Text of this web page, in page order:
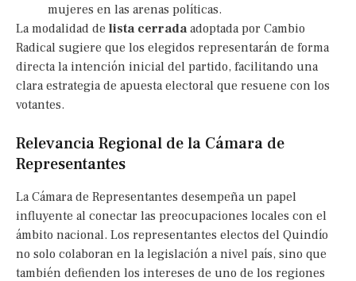
mujeres en las arenas políticas.
La modalidad de lista cerradaadoptada por Cambio
Radical sugiere que los elegidos representarán de forma
directa la intención inicial del partido, facilitando una
clara estrategia de apuesta electoral que resuene con los
votantes.
Relevancia Regional de la Cámara de
Representantes
La Cámara de Representantes desempeña un papel
influyente al conectar las preocupaciones locales con el
ámbito nacional. Los representantes electos del Quindío
no solo colaboran en la legislación a nivel país, sino que
también defienden los intereses de uno de los regiones